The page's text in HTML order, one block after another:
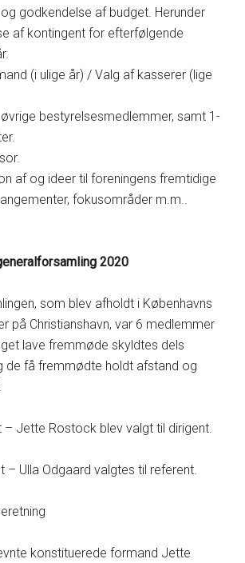
godkendelse af budget. Herunder
af kontingent for efterfølgende
(i ulige år) / Valg af kasserer (lige
bestyrelsesmedlemmer, samt 1-
af og ideer til foreningens fremtidige
fokusområder m.m..
2020
som blev afholdt i Københavns
på Christianshavn, var 6 medlemmer
lave fremmøde skyldtes dels
de få fremmødte holdt afstand og
– Jette Rostock blev valgt til dirigent.
– Ulla Odgaard valgtes til referent.
konstituerede formand Jette